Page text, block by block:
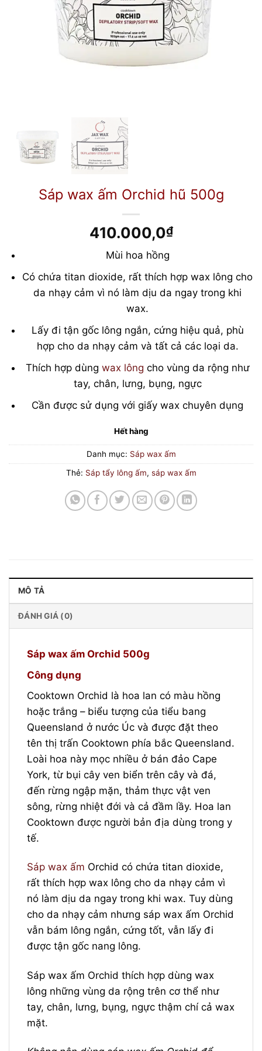
Sáp wax ấm Orchid hũ 500g
410.000,0₫
Mùi hoa hồng
Có chứa titan dioxide, rất thích hợp wax lông cho
da nhạy cảm vì nó làm dịu da ngay trong khi
wax.
Lấy đi tận gốc lông ngắn, cứng hiệu quả, phù
hợp cho da nhạy cảm và tất cả các loại da.
Thích hợp dùng wax lông cho vùng da rộng như
tay, chân, lưng, bụng, ngực
Cần được sử dụng với giấy wax chuyên dụng
Hết hàng
Danh mục: Sáp wax ấm
Thẻ: Sáp tẩy lông ấm, sáp wax ấm
MÔ TẢ
ĐÁNH GIÁ (0)
Sáp wax ấm Orchid 500g
Công dụng
Cooktown Orchid là hoa lan có màu hồng
hoặc trắng – biểu tượng của tiểu bang
Queensland ở nước Úc và được đặt theo
tên thị trấn Cooktown phía bắc Queensland.
Loài hoa này mọc nhiều ở bán đảo Cape
York, từ bụi cây ven biển trên cây và đá,
đến rừng ngập mặn, thảm thực vật ven
sông, rừng nhiệt đới và cả đầm lầy. Hoa lan
Cooktown được người bản địa dùng trong y
tế.
Sáp wax ấm Orchid có chứa titan dioxide,
rất thích hợp wax lông cho da nhạy cảm vì
nó làm dịu da ngay trong khi wax. Tuy dùng
cho da nhạy cảm nhưng sáp wax ấm Orchid
vẫn bám lông ngắn, cứng tốt, vẫn lấy đi
được tận gốc nang lông.
Sáp wax ấm Orchid thích hợp dùng wax
lông những vùng da rộng trên cơ thể như
tay, chân, lưng, bụng, ngực thậm chí cả wax
mặt.